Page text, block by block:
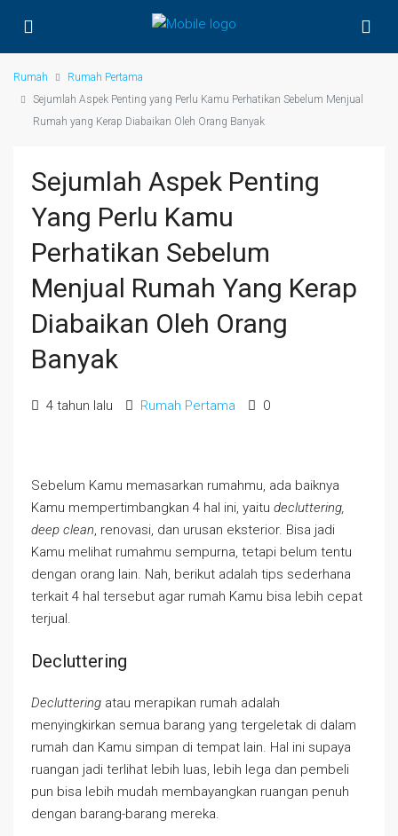
Rumah
Rumah Pertama
Sejumlah Aspek Penting yang Perlu Kamu Perhatikan Sebelum Menjual
Rumah yang Kerap Diabaikan Oleh Orang Banyak
Sejumlah Aspek Penting
Yang Perlu Kamu
Perhatikan Sebelum
Menjual Rumah Yang Kerap
Diabaikan Oleh Orang
Banyak
4 tahun lalu Rumah Pertama 0
Sebelum Kamu memasarkan rumahmu, ada baiknya
Kamu mempertimbangkan 4 hal ini, yaitu decluttering,
deep clean, renovasi, dan urusan eksterior. Bisa jadi
Kamu melihat rumahmu sempurna, tetapi belum tentu
dengan orang lain. Nah, berikut adalah tips sederhana
terkait 4 hal tersebut agar rumah Kamu bisa lebih cepat
terjual.
Decluttering
Decluttering atau merapikan rumah adalah
menyingkirkan semua barang yang tergeletak di dalam
rumah dan Kamu simpan di tempat lain. Hal ini supaya
ruangan jadi terlihat lebih luas, lebih lega dan pembeli
pun bisa lebih mudah membayangkan ruangan penuh
dengan barang-barang mereka.